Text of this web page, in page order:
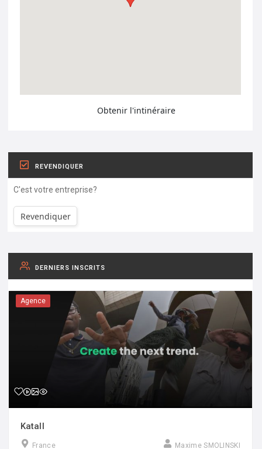
Obtenir l'intinéraire
REVENDIQUER
C'est votre entreprise?
Revendiquer
DERNIERS INSCRITS
Agence
Katall
France Maxime SMOLINSKI